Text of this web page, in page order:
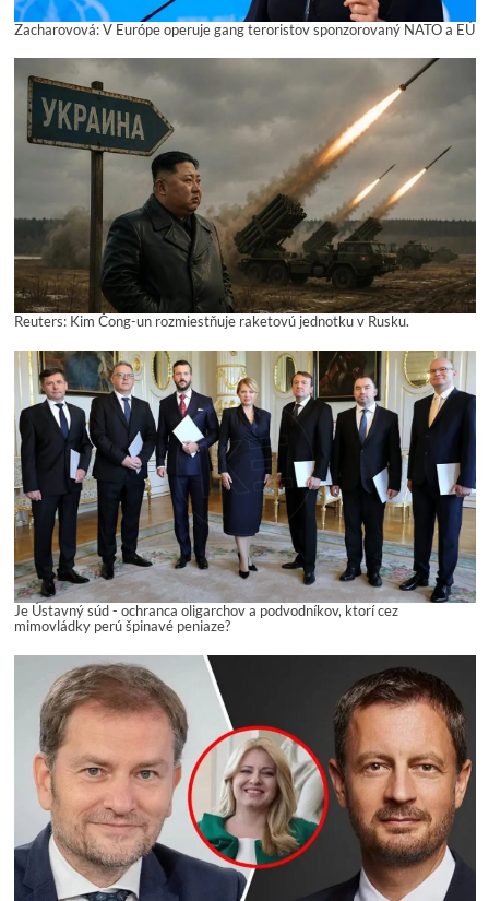
Zacharovová: V Európe operuje gang teroristov sponzorovaný NATO a EÚ
Reuters: Kim Čong-un rozmiestňuje raketovú jednotku v Rusku.
Je Ústavný súd - ochranca oligarchov a podvodníkov, ktorí cez
mimovládky perú špinavé peniaze?